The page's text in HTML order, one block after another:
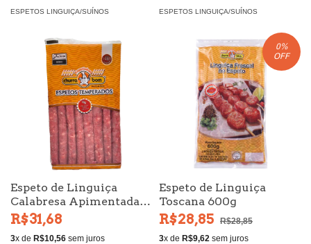
ESPETOS LINGUIÇA/SUÍNOS ESPETOS LINGUIÇA/SUÍNOS
Espeto de Linguiça
Calabresa Apimentada
600g
R$31,68
3x de R$10,56 sem juros
0%
OFF
Espeto de Linguiça
Toscana 600g
R$28,85
R$28,85
3x de R$9,62 sem juros